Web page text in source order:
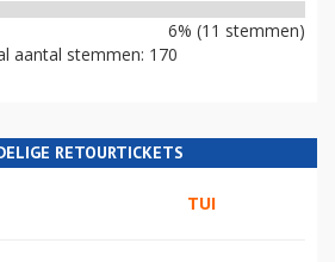
6% (11 stemmen)
aantal stemmen: 170
RETOURTICKETS
TUI